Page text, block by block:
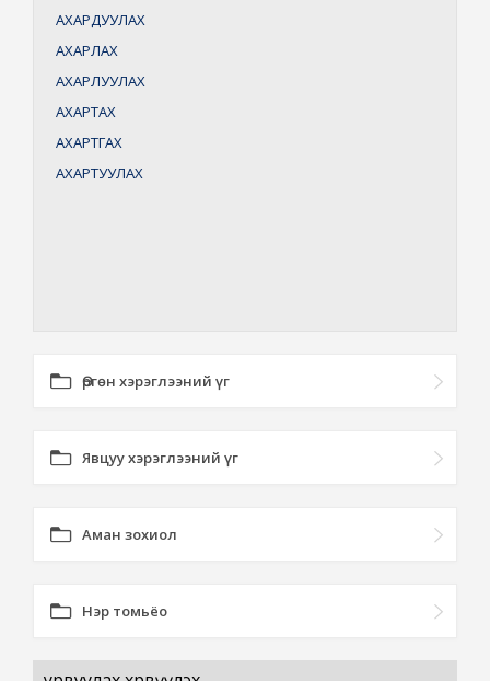
АХАРДУУЛАХ
АХАРЛАХ
АХАРЛУУЛАХ
АХАРТАХ
АХАРТГАХ
АХАРТУУЛАХ
Өргөн хэрэглээний үг
Явцуу хэрэглээний үг
Аман зохиол
Нэр томьёо